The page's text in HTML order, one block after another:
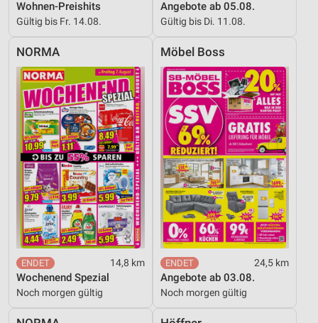
Wohnen-Preishits
Gültig bis Fr. 14.08.
Angebote ab 05.08.
Gültig bis Di. 11.08.
NORMA
14,8 km
Wochenend Spezial
Noch morgen gültig
Möbel Boss
24,5 km
Angebote ab 03.08.
Noch morgen gültig